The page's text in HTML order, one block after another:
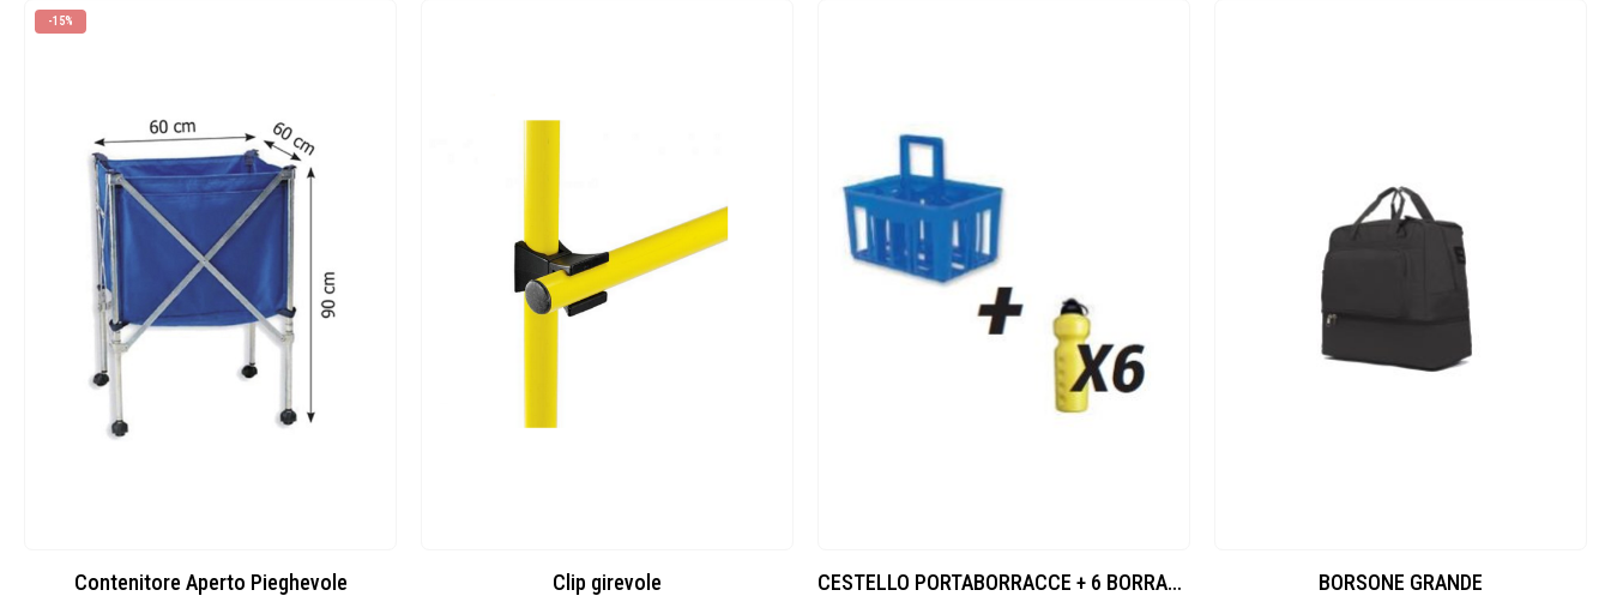
-15%
Contenitore Aperto Pieghevole Clip girevole CESTELLO PORTABORRACCE + 6 BORRACCE 1L BORSONE GRANDE